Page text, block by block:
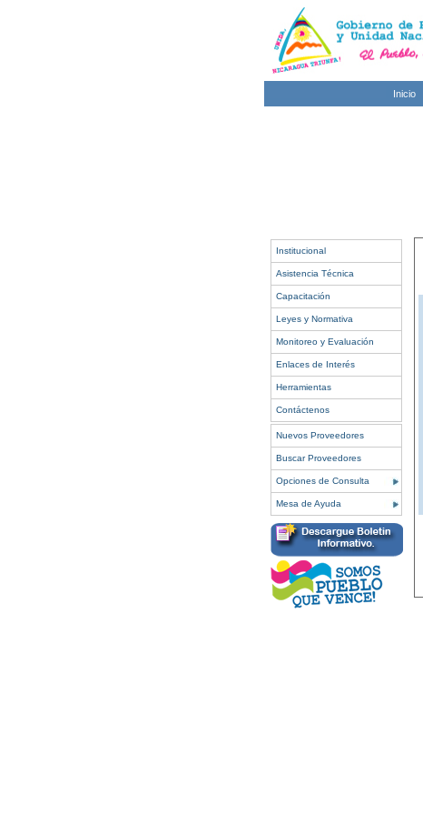
Inicio
Institucional
Asistencia Técnica
Capacitación
Leyes y Normativa
Monitoreo y Evaluación
Enlaces de Interés
Herramientas
Contáctenos
Nuevos Proveedores
Buscar Proveedores
Opciones de Consulta
Mesa de Ayuda